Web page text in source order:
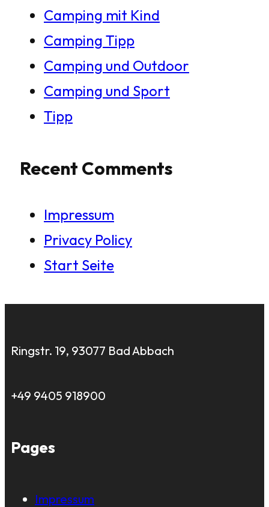
Camping mit Kind
Camping Tipp
Camping und Outdoor
Camping und Sport
Tipp
Recent Comments
Impressum
Privacy Policy
Start Seite
Ringstr. 19, 93077 Bad Abbach
+49 9405 918900
Pages
Impressum